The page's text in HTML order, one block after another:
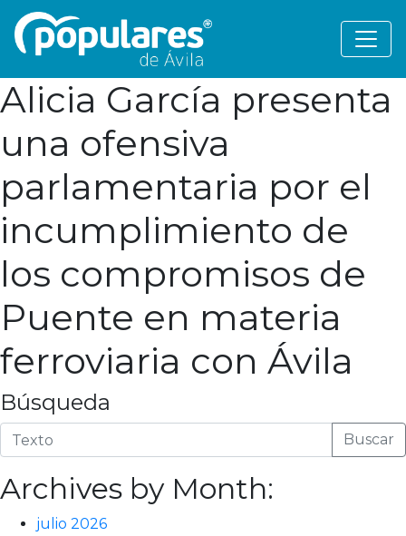
Alicia García presenta
una ofensiva
parlamentaria por el
incumplimiento de
los compromisos de
Puente en materia
ferroviaria con Ávila
Búsqueda
Buscar
Archives by Month:
julio 2026